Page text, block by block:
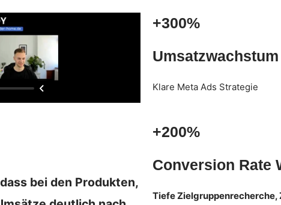
bei den Produkten,
+300%
Umsatzwachstum
Klare Meta Ads Strategie
+200%
Conversion Rate
Tiefe Zielgruppenrecherche,